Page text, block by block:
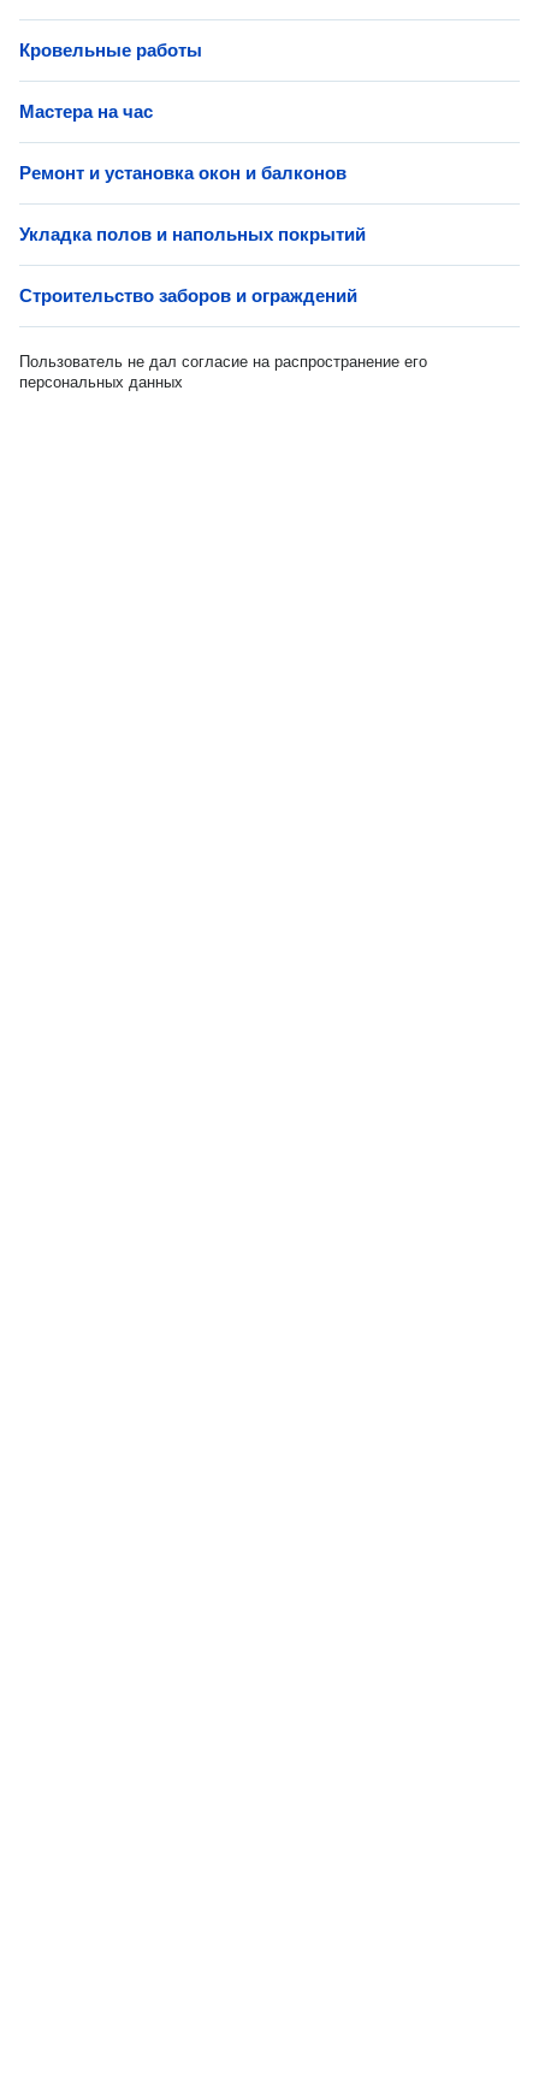
Кровельные работы
Мастера на час
Ремонт и установка окон и балконов
Укладка полов и напольных покрытий
Строительство заборов и ограждений
Пользователь не дал согласие на распространение его
персональных данных